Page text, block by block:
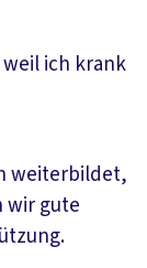
ich krank
weiterbildet,
wir gute